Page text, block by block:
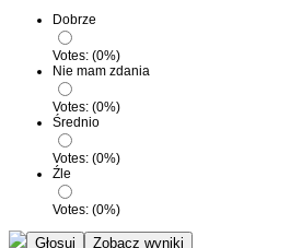
Dobrze
Votes: (0%)
Nie mam zdania
Votes: (0%)
Średnio
Votes: (0%)
Źle
Votes: (0%)